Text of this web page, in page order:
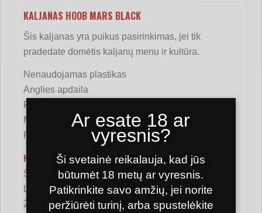
KALJANAS HOOB MARS BLACK
Šis kaljanas yra puikus pasirinkimas, jei tik
pradedate domėtis kaljanų menu ir kultūra.
Nenaudojamas plastikas
Anglies apdaila
Pasirinktinai reguliuojamas oro srautas
Magnetinės žarnos jungtis
Patogus ir lengvas naudoti
Komplektacija:
Šachta
Lėkštė
Žarna
Ar esate 18 ar
vyresnis?
Ši svetainė reikalauja, kad jūs
būtumėt 18 metų ar vyresnis.
Patikrinkite savo amžių, jei norite
peržiūrėti turinį, arba spustelėkite